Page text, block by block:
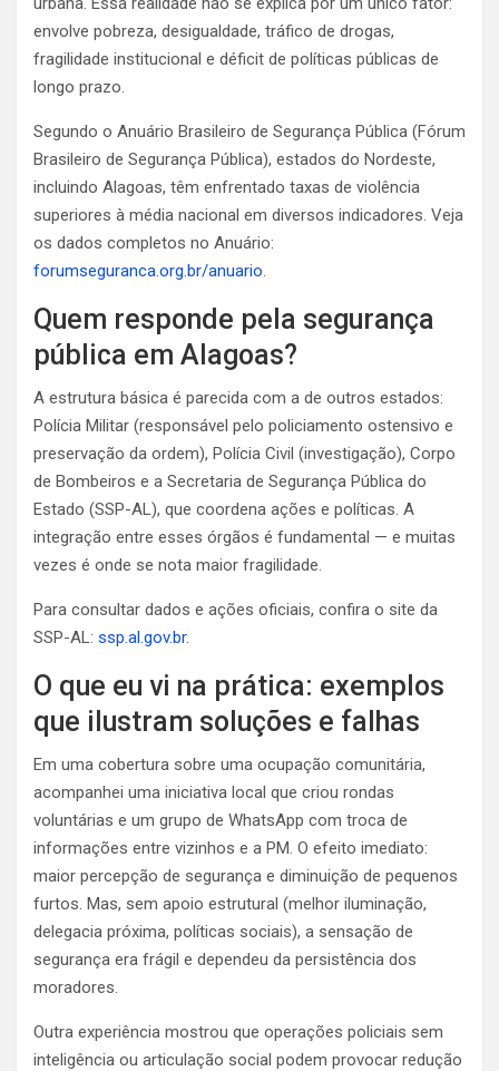
envolve pobreza, desigualdade, tráfico de drogas,
fragilidade institucional e déficit de políticas públicas de
longo prazo.
Segundo o Anuário Brasileiro de Segurança Pública (Fórum
Brasileiro de Segurança Pública), estados do Nordeste,
incluindo Alagoas, têm enfrentado taxas de violência
superiores à média nacional em diversos indicadores. Veja
os dados completos no Anuário:
forumseguranca.org.br/anuario.
Quem responde pela segurança
pública em Alagoas?
A estrutura básica é parecida com a de outros estados:
Polícia Militar (responsável pelo policiamento ostensivo e
preservação da ordem), Polícia Civil (investigação), Corpo
de Bombeiros e a Secretaria de Segurança Pública do
Estado (SSP-AL), que coordena ações e políticas. A
integração entre esses órgãos é fundamental — e muitas
vezes é onde se nota maior fragilidade.
Para consultar dados e ações oficiais, confira o site da
SSP-AL: ssp.al.gov.br.
O que eu vi na prática: exemplos
que ilustram soluções e falhas
Em uma cobertura sobre uma ocupação comunitária,
acompanhei uma iniciativa local que criou rondas
voluntárias e um grupo de WhatsApp com troca de
informações entre vizinhos e a PM. O efeito imediato:
maior percepção de segurança e diminuição de pequenos
furtos. Mas, sem apoio estrutural (melhor iluminação,
delegacia próxima, políticas sociais), a sensação de
segurança era frágil e dependeu da persistência dos
moradores.
Outra experiência mostrou que operações policiais sem
inteligência ou articulação social podem provocar redução